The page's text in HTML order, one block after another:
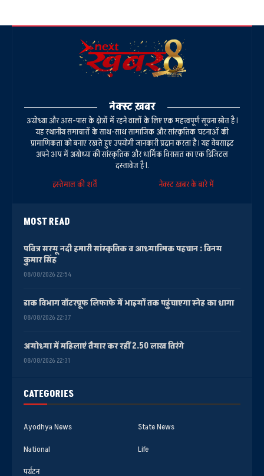
CATEGORIES
Ayodhya News
State News
National
Life
पर्यटन
नेक्स्ट ख़बर
अयोध्या और आस-पास के क्षेत्रों में रहने वालों के लिए एक महत्वपूर्ण सूचना स्रोत है।
यह स्थानीय समाचारों के साथ-साथ सामाजिक और सांस्कृतिक घटनाओं की
प्रामाणिकता को बनाए रखते हुए उपयोगी जानकारी प्रदान करता है। यह वेबसाइट
अपने आप में अयोध्या की सांस्कृतिक और धार्मिक विरासत का एक डिजिटल
दस्तावेज है।.
इस्तेमाल की शर्तें
नेक्स्ट ख़बर के बारे में
MOST READ
पवित्र सरयू नदी हमारी सांस्कृतिक व आध्यात्मिक पहचान : विनय
कुमार सिंह
08/08/2026 22:54
डाक विभाग वॉटरप्रूफ लिफाफे में भाइयों तक पहुंचाएगा स्नेह का धागा
08/08/2026 22:37
अयोध्या में महिलाएं तैयार कर रहीं 2.50 लाख तिरंगे
08/08/2026 22:31